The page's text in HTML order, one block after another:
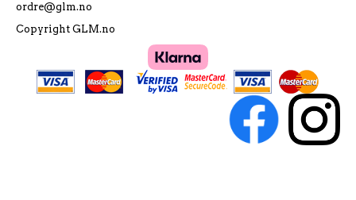
ordre@glm.no
Copyright GLM.no